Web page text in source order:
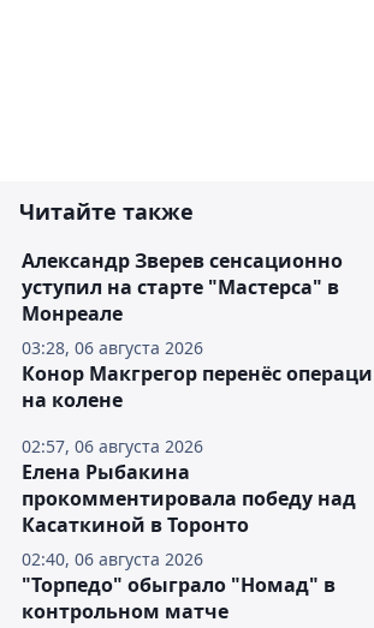
Читайте также
03:28, 06 августа 2026
Александр Зверев сенсационно
уступил на старте "Мастерса" в
Монреале
02:57, 06 августа 2026
Конор Макгрегор перенёс
на колене
02:40, 06 августа 2026
Елена Рыбакина
прокомментировала победу над
Касаткиной в Торонто
"Торпедо" обыграло "Номад" в
контрольном матче